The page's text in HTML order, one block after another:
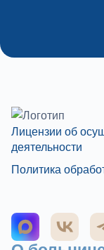
Лицензии об
деятельности
Политика